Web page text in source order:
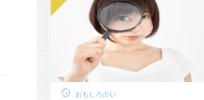
おもしろ占い